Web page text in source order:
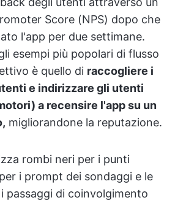
Score (NPS) dopo che
l'app per due settimane.
esempi più popolari di flusso
è quello di raccogliere i
e indirizzare gli utenti
a recensire l'app su un
migliorandone la reputazione.
rombi neri per i punti
i prompt dei sondaggi e le
passaggi di coinvolgimento